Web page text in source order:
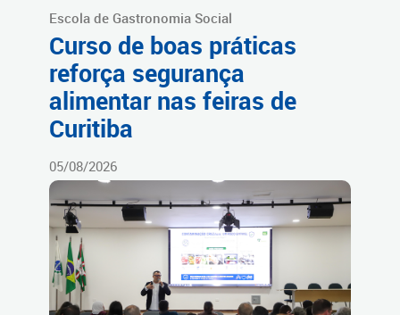
Escola de Gastronomia Social
Curso de boas práticas
reforça segurança
alimentar nas feiras de
Curitiba
05/08/2026